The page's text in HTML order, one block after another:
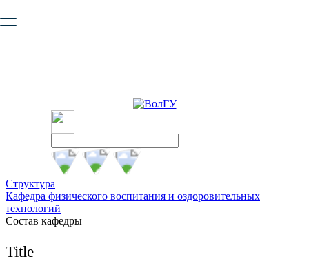
безопасную работу с сайтом. Пожалуйста
Структура
Кафедра физического воспитания и оздоровительных
технологий
Состав кафедры
Title